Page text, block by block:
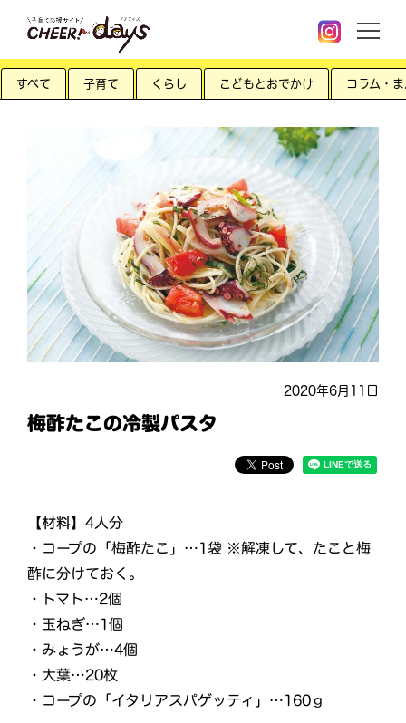
すべて 子育て くらし こどもとおでかけ コラム・
2020年6月11日
梅酢たこの冷製パスタ
【材料】4人分
・コープの「梅酢たこ」…1袋 ※解凍して、たこと梅
酢に分けておく。
・トマト…2個
・玉ねぎ…1個
・みょうが…4個
・大葉…20枚
・コープの「イタリアスパゲッティ」…160ｇ